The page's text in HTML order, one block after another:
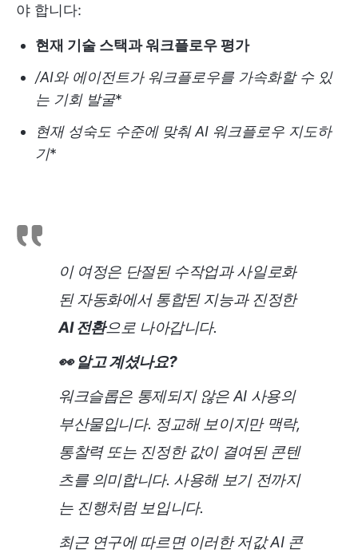
야 합니다:
현재 기술 스택과 워크플로우 평가
/AI와 에이전트가 워크플로우를 가속화할 수 있
는 기회 발굴*
현재 성숙도 수준에 맞춰 AI 워크플로우 지도하
기*
이 여정은 단절된 수작업과 사일로화
된 자동화에서 통합된 지능과 진정한
AI 전환으로 나아갑니다.
👀 알고 계셨나요?
워크슬롭은 통제되지 않은 AI 사용의
부산물입니다. 정교해 보이지만 맥락,
통찰력 또는 진정한 값이 결여된 콘텐
츠를 의미합니다. 사용해 보기 전까지
는 진행처럼 보입니다.
최근 연구에 따르면 이러한 저값 AI 콘